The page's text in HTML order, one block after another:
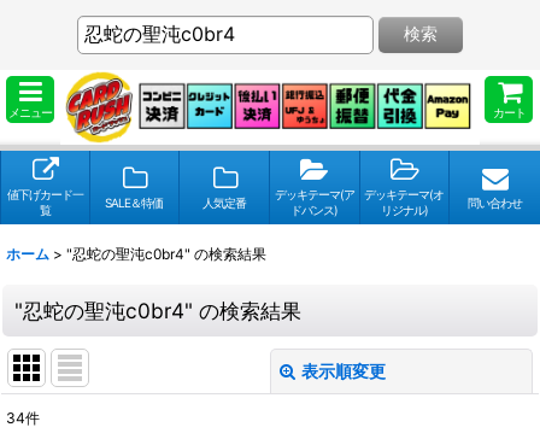
メニュー カート
検索
値下げカード一
覧
SALE＆特価 人気定番
デッキテーマ(ア
ドバンス)
デッキテーマ(オ
リジナル)
問い合わせ
ホーム > "忍蛇の聖沌c0br4" の検索結果
"忍蛇の聖沌c0br4" の検索結果
表示順変更
検索キーワードをお願い致します
34件